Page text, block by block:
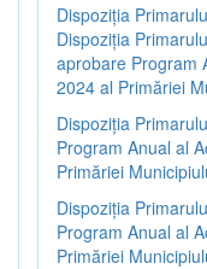
Dispoziția
Dispoziția
aprobare Program
2024 al Primăriei
Dispoziția
Program Anual al
Primăriei
Dispoziția
Program Anual al
Primăriei